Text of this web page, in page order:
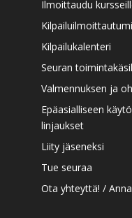
Ilmoittaudu
Kilpailukalenteri
Seuran
Valmennuksen ja
Epäasialliseen
linjaukset
Liity jäseneksi
Tue seuraa
Ota yhteyttä! /